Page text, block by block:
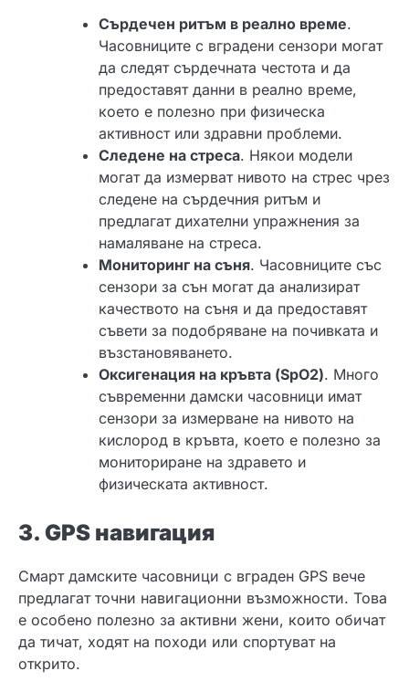
Сърдечен ритъм в реално време.
Часовниците с вградени сензори могат
да следят сърдечната честота и да
предоставят данни в реално време,
което е полезно при физическа
активност или здравни проблеми.
Следене на стреса. Някои модели
могат да измерват нивото на стрес чрез
следене на сърдечния ритъм и
предлагат дихателни упражнения за
намаляване на стреса.
Мониторинг на съня. Часовниците със
сензори за сън могат да анализират
качеството на съня и да предоставят
съвети за подобряване на почивката и
възстановяването.
Оксигенация на кръвта (SpO2). Много
съвременни дамски часовници имат
сензори за измерване на нивото на
кислород в кръвта, което е полезно за
мониториране на здравето и
физическата активност.
3. GPS навигация
Смарт дамските часовници с вграден GPS вече
предлагат точни навигационни възможности. Това
е особено полезно за активни жени, които обичат
да тичат, ходят на походи или спортуват на
открито.